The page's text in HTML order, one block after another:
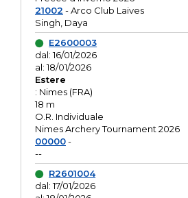
21002 - Arco Club Laives
Singh, Daya
E2600003
dal: 16/01/2026
al: 18/01/2026
Estere
: Nimes (FRA)
18 m
O.R. Individuale
Nimes Archery Tournament 2026
00000-
--
R2601004
dal: 17/01/2026